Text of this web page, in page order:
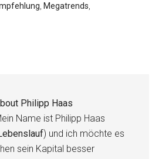
Megatrends
Philipp Haas
Name ist Philipp Haas
) und ich möchte es
sein Kapital besser